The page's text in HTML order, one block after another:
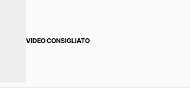
VIDEO CONSIGLIATO